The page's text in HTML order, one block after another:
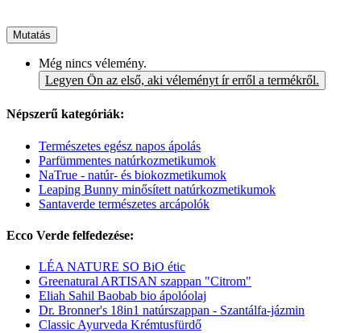
Mutatás
Még nincs vélemény.
Legyen Ön az első, aki véleményt ír erről a termékről.
Népszerű kategóriák:
Természetes egész napos ápolás
Parfümmentes natúrkozmetikumok
NaTrue - natúr- és biokozmetikumok
Leaping Bunny minősített natúrkozmetikumok
Santaverde természetes arcápolók
Ecco Verde felfedezése:
LÉA NATURE SO BiO étic
Greenatural ARTISAN szappan "Citrom"
Eliah Sahil Baobab bio ápolóolaj
Dr. Bronner's 18in1 natúrszappan - Szantálfa-jázmin
Classic Ayurveda Krémtusfürdő